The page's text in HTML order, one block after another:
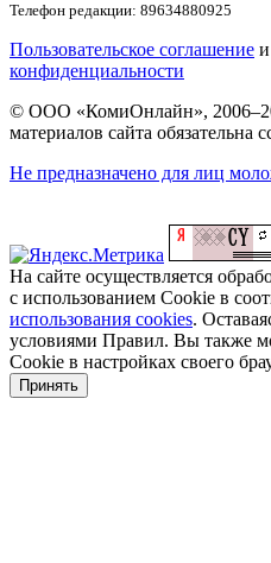
Телефон редакции: 89634880925
Пользовательское соглашение и
конфиденциальности
© ООО «КомиОнлайн»,
материалов сайта обязательна
Не предназначено для лиц
На сайте осуществляется
с использованием Cookie в
использования cookies.
условиями Правил. Вы также
Cookie в настройках своего
Принять